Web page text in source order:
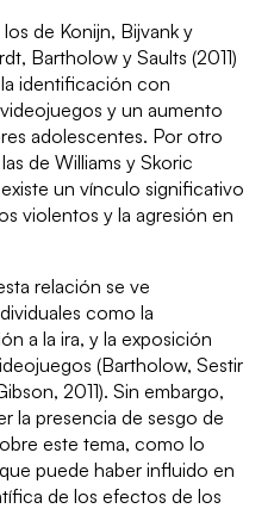
de Konijn, Bijvank y
Bartholow y Saults (2011)
identificación con
y un aumento
adolescentes. Por otro
de Williams y Skoric
un vínculo significativo
violentos y la agresión en
relación se ve
como la
a la ira, y la exposición
(Bartholow, Sestir
2011). Sin embargo,
la presencia de sesgo de
este tema, como lo
puede haber influido en
de los efectos de los